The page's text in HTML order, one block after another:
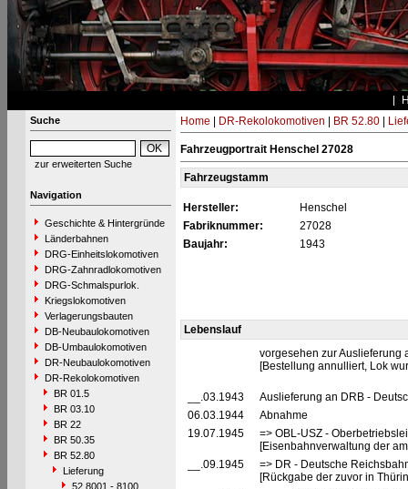
Suche
zur erweiterten Suche
Navigation
Geschichte & Hintergründe
Länderbahnen
DRG-Einheitslokomotiven
DRG-Zahnradlokomotiven
DRG-Schmalspurlok.
Kriegslokomotiven
Verlagerungsbauten
DB-Neubaulokomotiven
DB-Umbaulokomotiven
DR-Neubaulokomotiven
DR-Rekolokomotiven
BR 01.5
BR 03.10
BR 22
BR 50.35
BR 52.80
Lieferung
52 8001 - 8100
Home DR-Rekolokomotiven BR 52.80|
Fahrzeugportrait Henschel 27028
Fahrzeugstamm
Hersteller:
Henschel
Fabriknummer:
27028
Baujahr:
1943
Lebenslauf
vorgesehen zur
[Bestellung annulliert, Lok
__.03.1943
Auslieferung an DRB -
06.03.1944
Abnahme
19.07.1945
=> OBL-USZ -
[Eisenbahnverwaltung der
__.09.1945
=> DR - Deutsche
[Rückgabe der zuvor in